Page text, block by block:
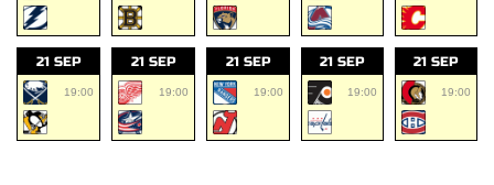
21 SEP
19:00
21 SEP
19:00
21 SEP
19:00
21 SEP
19:00
21 SEP
19:00